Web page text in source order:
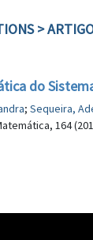
>
do
; Sequeira,
164